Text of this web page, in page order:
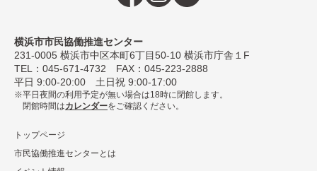
横浜市市民協働推進センター
231-0005 横浜市中区本町6丁⽬50-10 横浜市庁舎１F
TEL： 045-671-4732 FAX：045-223-2888
平⽇ 9:00-20:00 ⼟⽇祝 9:00-17:00
平日夜間の利用予定が無い場合は18時に閉館します。
閉館時間はカレンダーをご確認ください。
トップページ
市民協働推進センターとは